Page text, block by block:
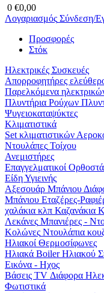
0 €0,00
Λογαριασμός Σύνδεση/
Προσφορές
Στόκ
Ηλεκτρικές Συσκευές
Απορροφητήρες
Παρελκόμενα
Πλυντήρια Ρούχων
Ψυγειοκαταψύκτες
Κλιματιστικά
Set κλιματιστικών
Ντουλάπες Τοίχου
Ανεμιστήρες
Επαγγελματικοί
Είδη Υγιεινής
Αξεσουάρ Μπάνιου
Μπάνιου Εταζέρες-
χαλάκια κλπ Καζανάκια
Λεκάνες Μπανιέρες -
Κολώνες Ντουλάπια
Ηλιακοί Θερμοσίφωνες
Ηλιακά Boiler Ηλιακού
Εικόνα - Ηχος
Βάσεις TV Διάφορα
Φωτιστικά